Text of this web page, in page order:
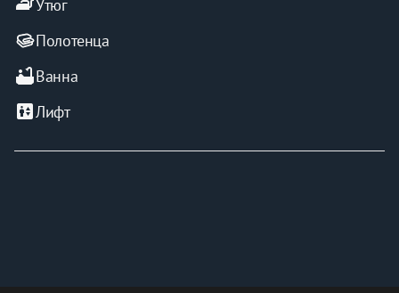
ironУтюг
Полотенца
bathtubВанна
elevatorЛифт